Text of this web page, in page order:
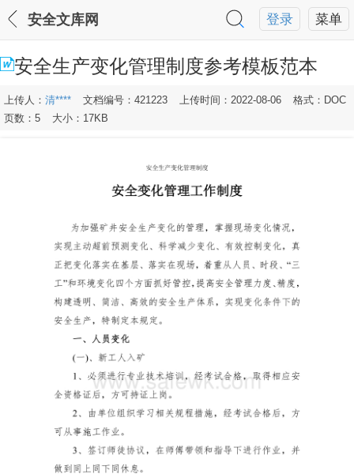
菜单
登录
安全文库网
安全生产变化管理制度参考模板范本
上传人： 清**** 文档编号：421223 上传时间：2022-08-06
格式：DOC
页数：5
大小：17KB